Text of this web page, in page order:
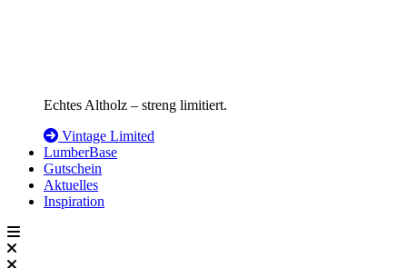
Echtes Altholz – streng limitiert.
Vintage Limited
LumberBase
Gutschein
Aktuelles
Inspiration